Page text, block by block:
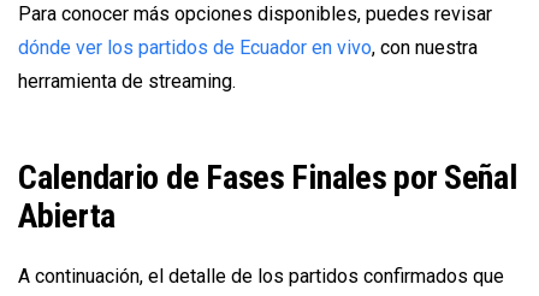
Para conocer más opciones disponibles, puedes revisar
dónde ver los partidos de Ecuador en vivo, con nuestra
herramienta de streaming.
Calendario de Fases Finales por Señal
Abierta
A continuación, el detalle de los partidos confirmados que